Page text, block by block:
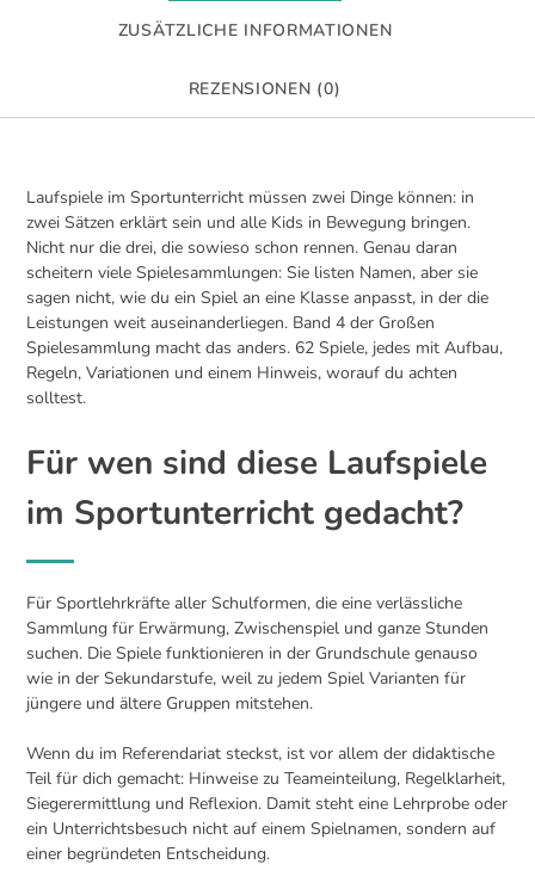
ZUSÄTZLICHE INFORMATIONEN
REZENSIONEN (0)
Laufspiele im Sportunterricht müssen zwei Dinge können: in
zwei Sätzen erklärt sein und alle Kids in Bewegung bringen.
Nicht nur die drei, die sowieso schon rennen. Genau daran
scheitern viele Spielesammlungen: Sie listen Namen, aber sie
sagen nicht, wie du ein Spiel an eine Klasse anpasst, in der die
Leistungen weit auseinanderliegen. Band 4 der Großen
Spielesammlung macht das anders. 62 Spiele, jedes mit Aufbau,
Regeln, Variationen und einem Hinweis, worauf du achten
solltest.
Für wen sind diese Laufspiele
im Sportunterricht gedacht?
Für Sportlehrkräfte aller Schulformen, die eine verlässliche
Sammlung für Erwärmung, Zwischenspiel und ganze Stunden
suchen. Die Spiele funktionieren in der Grundschule genauso
wie in der Sekundarstufe, weil zu jedem Spiel Varianten für
jüngere und ältere Gruppen mitstehen.
Wenn du im Referendariat steckst, ist vor allem der didaktische
Teil für dich gemacht: Hinweise zu Teameinteilung, Regelklarheit,
Siegerermittlung und Reflexion. Damit steht eine Lehrprobe oder
ein Unterrichtsbesuch nicht auf einem Spielnamen, sondern auf
einer begründeten Entscheidung.